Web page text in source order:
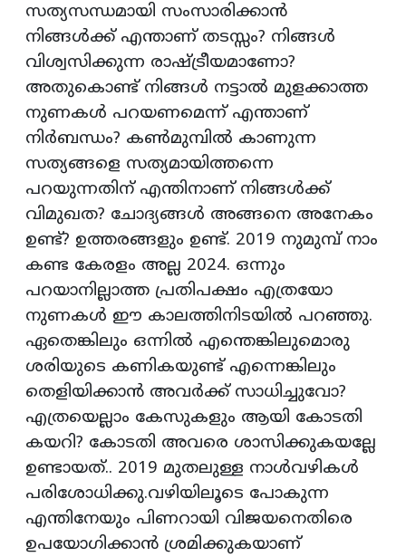
സത്യസന്ധമായി സംസാരിക്കാൻ
നിങ്ങൾക്ക് എന്താണ് തടസ്സം? നിങ്ങൾ
വിശ്വസിക്കുന്ന രാഷ്ട്രീയമാണോ?
അതുകൊണ്ട് നിങ്ങൾ നട്ടാൽ മുളക്കാത്ത
നുണകൾ പറയണമെന്ന് എന്താണ്
നിർബന്ധം? കൺമുമ്പിൽ കാണുന്ന
സത്യങ്ങളെ സത്യമായിത്തന്നെ
പറയുന്നതിന് എന്തിനാണ് നിങ്ങൾക്ക്
വിമുഖത? ചോദ്യങ്ങൾ അങ്ങനെ അനേകം
ഉണ്ട്? ഉത്തരങ്ങളും ഉണ്ട്. 2019 നുമുമ്പ് നാം
കണ്ട കേരളം അല്ല 2024. ഒന്നും
പറയാനില്ലാത്ത പ്രതിപക്ഷം എത്രയോ
നുണകൾ ഈ കാലത്തിനിടയിൽ പറഞ്ഞു.
ഏതെങ്കിലും ഒന്നിൽ എന്തെങ്കിലുമൊരു
ശരിയുടെ കണികയുണ്ട് എന്നെങ്കിലും
തെളിയിക്കാൻ അവർക്ക് സാധിച്ചുവോ?
എത്രയെല്ലാം കേസുകളും ആയി കോടതി
കയറി? കോടതി അവരെ ശാസിക്കുകയല്ലേ
ഉണ്ടായത്.. 2019 മുതലുള്ള നാൾവഴികൾ
പരിശോധിക്കു.വഴിയിലൂടെ പോകുന്ന
എന്തിനേയും പിണറായി വിജയനെതിരെ
ഉപയോഗിക്കാൻ ശ്രമിക്കുകയാണ്